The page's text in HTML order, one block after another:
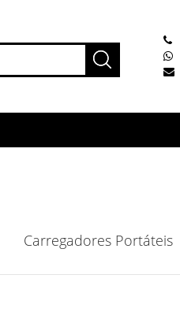
Carregadores Portáteis